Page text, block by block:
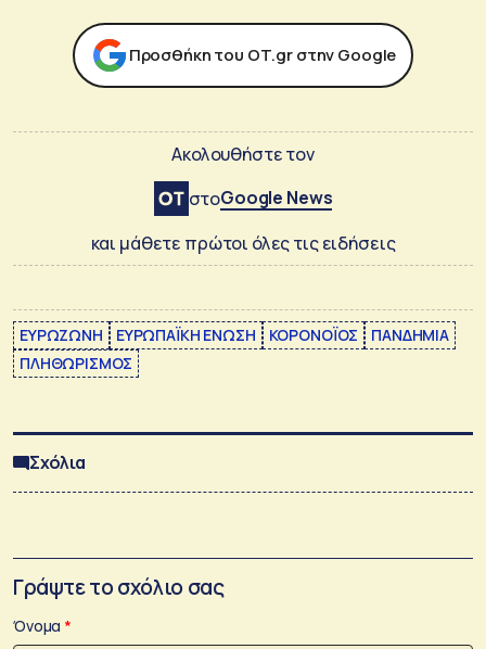
Προσθήκη του ΟΤ.gr στην Google
Ακολουθήστε τον
στοGoogle News
και μάθετε πρώτοι όλες τις ειδήσεις
ΕΥΡΩΖΩΝΗ ΕΥΡΩΠΑΪΚΗ ΕΝΩΣΗ ΚΟΡΟΝΟΪΟΣ
ΠΑΝΔΗΜΙΑ
ΠΛΗΘΩΡΙΣΜΟΣ
Σχόλια
Γράψτε το σχόλιο σας
Όνομα